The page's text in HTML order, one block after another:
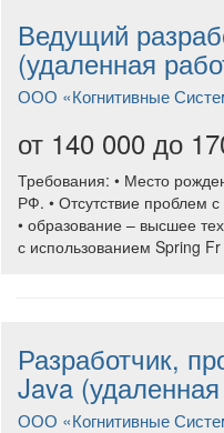
Ведущий
(удаленная
ООО «Когнитивные
от 140 000 до
Требования: • Место
РФ. • Отсутствие проблем
• образование – высшее
с использованием Spring Fr
Разработчик,
Java
ООО «Когнитивные